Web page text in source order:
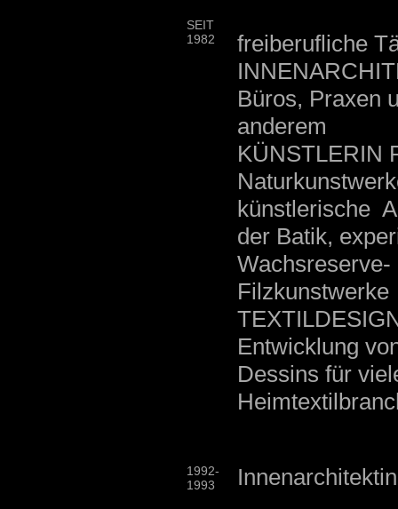
SEIT
1982
freiberufliche
Büros, Praxen
anderem
KÜNSTLERIN
künstlerische
der Batik,
Entwicklung
Dessins für
1992-
1993